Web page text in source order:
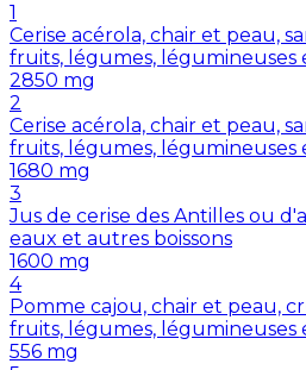
1
Cerise acérola, chair et peau,
fruits, légumes, légumineuses
2850 mg
2
Cerise acérola, chair et peau,
fruits, légumes, légumineuses
1680 mg
3
Jus de cerise des Antilles ou
eaux et autres boissons
1600 mg
4
Pomme cajou, chair et peau,
fruits, légumes, légumineuses
556 mg